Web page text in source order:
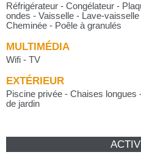
Réfrigérateur - Congélateur -
ondes - Vaisselle - Lave-
Cheminée - Poêle à granulés
MULTIMÉDIA
Wifi - TV
EXTÉRIEUR
Piscine privée - Chaises longues
de jardin